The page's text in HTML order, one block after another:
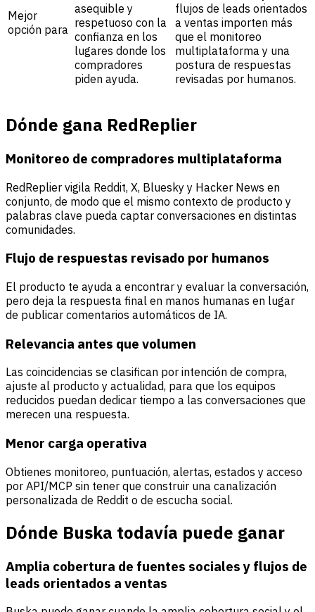
Mejor
opción para
asequible y
respetuoso con la
confianza en los
lugares donde los
compradores
piden ayuda.
flujos de leads orientados
a ventas importen más
que el monitoreo
multiplataforma y una
postura de respuestas
revisadas por humanos.
Dónde gana RedReplier
Monitoreo de compradores multiplataforma
RedReplier vigila Reddit, X, Bluesky y Hacker News en
conjunto, de modo que el mismo contexto de producto y
palabras clave pueda captar conversaciones en distintas
comunidades.
Flujo de respuestas revisado por humanos
El producto te ayuda a encontrar y evaluar la conversación,
pero deja la respuesta final en manos humanas en lugar
de publicar comentarios automáticos de IA.
Relevancia antes que volumen
Las coincidencias se clasifican por intención de compra,
ajuste al producto y actualidad, para que los equipos
reducidos puedan dedicar tiempo a las conversaciones que
merecen una respuesta.
Menor carga operativa
Obtienes monitoreo, puntuación, alertas, estados y acceso
por API/MCP sin tener que construir una canalización
personalizada de Reddit o de escucha social.
Dónde Buska todavía puede ganar
Amplia cobertura de fuentes sociales y flujos de
leads orientados a ventas